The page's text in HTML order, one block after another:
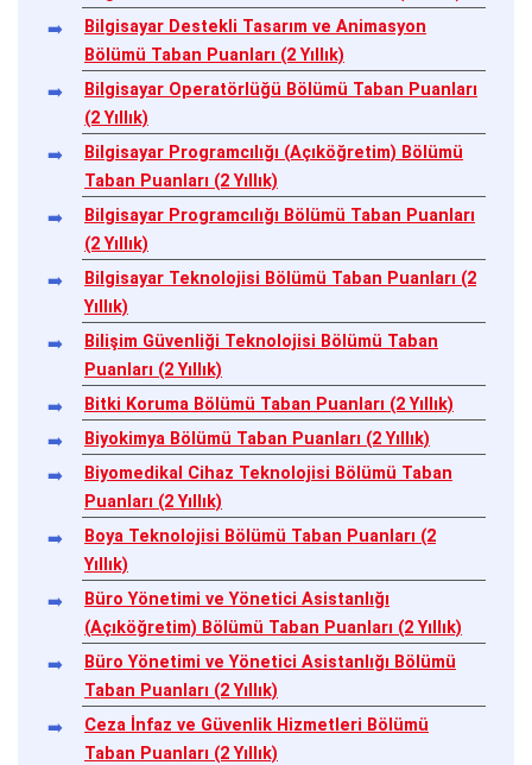
Bilgisayar Destekli Tasarım ve Animasyon
Bölümü Taban Puanları (2 Yıllık)
Bilgisayar Operatörlüğü Bölümü Taban Puanları
(2 Yıllık)
Bilgisayar Programcılığı (Açıköğretim) Bölümü
Taban Puanları (2 Yıllık)
Bilgisayar Programcılığı Bölümü Taban Puanları
(2 Yıllık)
Bilgisayar Teknolojisi Bölümü Taban Puanları (2
Yıllık)
Bilişim Güvenliği Teknolojisi Bölümü Taban
Puanları (2 Yıllık)
Bitki Koruma Bölümü Taban Puanları (2 Yıllık)
Biyokimya Bölümü Taban Puanları (2 Yıllık)
Biyomedikal Cihaz Teknolojisi Bölümü Taban
Puanları (2 Yıllık)
Boya Teknolojisi Bölümü Taban Puanları (2
Yıllık)
Büro Yönetimi ve Yönetici Asistanlığı
(Açıköğretim) Bölümü Taban Puanları (2 Yıllık)
Büro Yönetimi ve Yönetici Asistanlığı Bölümü
Taban Puanları (2 Yıllık)
Ceza İnfaz ve Güvenlik Hizmetleri Bölümü
Taban Puanları (2 Yıllık)